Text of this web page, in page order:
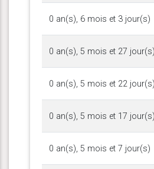
0 an(s), 6 mois et 3 jour(s)
0 an(s), 5 mois et 27 jour(s)
0 an(s), 5 mois et 22 jour(s)
0 an(s), 5 mois et 17 jour(s)
0 an(s), 5 mois et 7 jour(s)